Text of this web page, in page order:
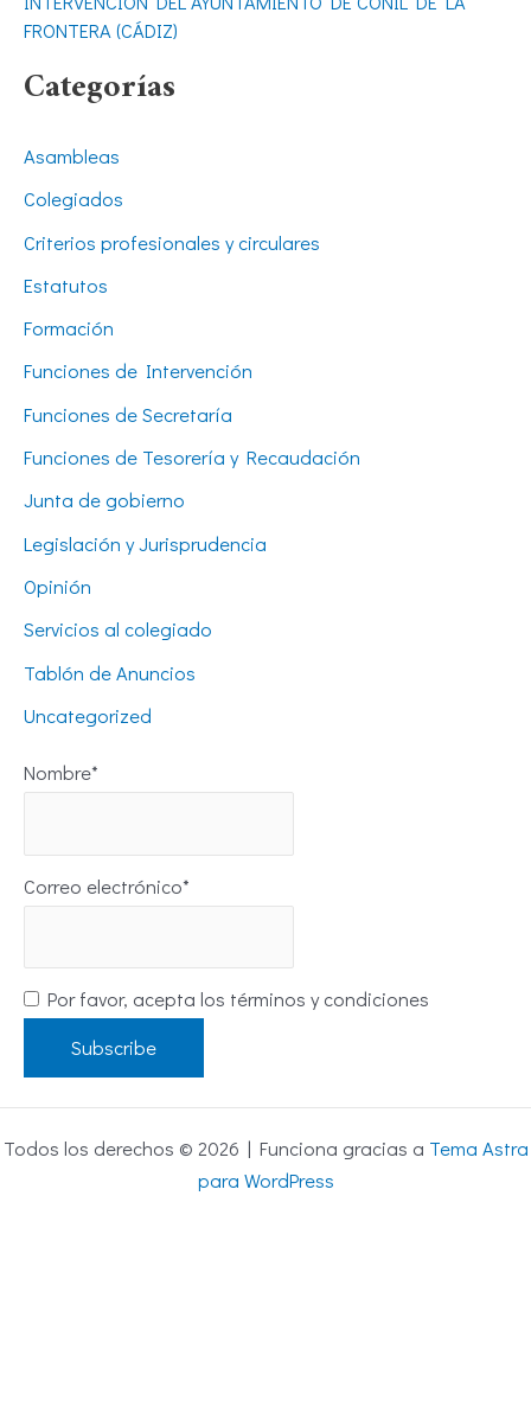
FRONTERA (CÁDIZ)
Categorías
Asambleas
Colegiados
Criterios profesionales y circulares
Estatutos
Formación
Funciones de Intervención
Funciones de Secretaría
Funciones de Tesorería y Recaudación
Junta de gobierno
Legislación y Jurisprudencia
Opinión
Servicios al colegiado
Tablón de Anuncios
Uncategorized
Nombre*
Correo electrónico*
Por favor, acepta los términos y condiciones
Todos los derechos © 2026 | Funciona gracias a Tema Astra
para WordPress